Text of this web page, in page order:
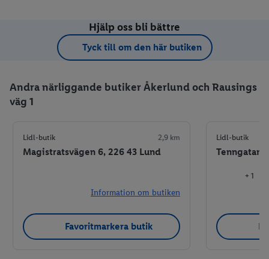
Hjälp oss bli bättre
Tyck till om den här butiken
Andra närliggande butiker Åkerlund och Rausings
väg 1
Lidl-butik 2,9 km
Magistratsvägen 6, 226 43 Lund
Information om butiken
Favoritmarkera butik
Lidl-butik
Tenngatan
+ 1